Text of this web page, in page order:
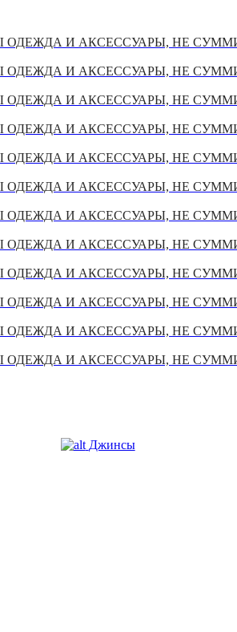
ОДЕЖДА И АКСЕССУАРЫ, НЕ
ОДЕЖДА И АКСЕССУАРЫ, НЕ
ОДЕЖДА И АКСЕССУАРЫ, НЕ
ОДЕЖДА И АКСЕССУАРЫ, НЕ
ОДЕЖДА И АКСЕССУАРЫ, НЕ
ОДЕЖДА И АКСЕССУАРЫ, НЕ
ОДЕЖДА И АКСЕССУАРЫ, НЕ
ОДЕЖДА И АКСЕССУАРЫ, НЕ
ОДЕЖДА И АКСЕССУАРЫ, НЕ
ОДЕЖДА И АКСЕССУАРЫ, НЕ
ОДЕЖДА И АКСЕССУАРЫ, НЕ
ОДЕЖДА И АКСЕССУАРЫ, НЕ
Джинсы